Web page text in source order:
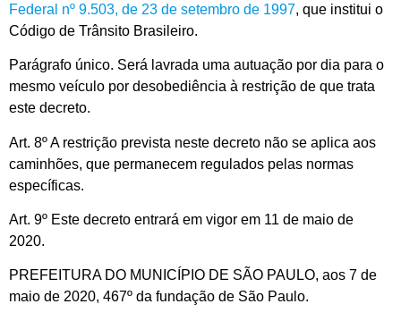
Federal nº 9.503, de 23 de setembro de 1997, que institui o
Código de Trânsito Brasileiro.
Parágrafo único. Será lavrada uma autuação por dia para o
mesmo veículo por desobediência à restrição de que trata
este decreto.
Art. 8º A restrição prevista neste decreto não se aplica aos
caminhões, que permanecem regulados pelas normas
específicas.
Art. 9º Este decreto entrará em vigor em 11 de maio de
2020.
PREFEITURA DO MUNICÍPIO DE SÃO PAULO, aos 7 de
maio de 2020, 467º da fundação de São Paulo.